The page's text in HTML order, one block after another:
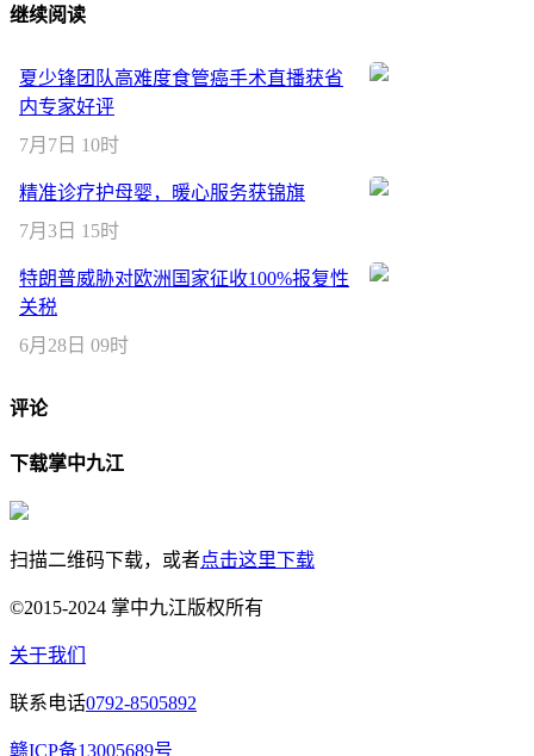
继续阅读
夏少锋团队高难度食管癌手术直播获省
内专家好评
7月7日 10时
精准诊疗护母婴，暖心服务获锦旗
7月3日 15时
特朗普威胁对欧洲国家征收100%报复性
关税
6月28日 09时
评论
下载掌中九江
扫描二维码下载，或者点击这里下载
©2015-2024 掌中九江版权所有
关于我们
联系电话0792-8505892
赣ICP备13005689号